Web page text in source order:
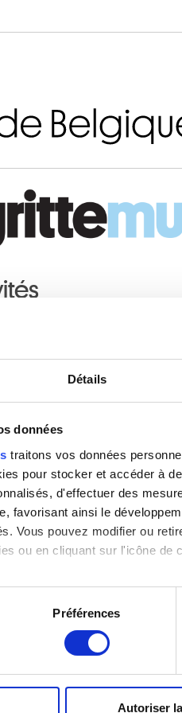
Détails
données
traitons vos données
pour stocker et accéder à
d'effectuer des
favorisant ainsi le
Vous pouvez modifier ou
ou en cliquant sur l'icône de
également :
sur votre localisation
Préférences
Autoriser
LOCALISATION DES
Musée Magritte Museum
Place Royale, 2 – 1000
Rue de la Régence, 3 –